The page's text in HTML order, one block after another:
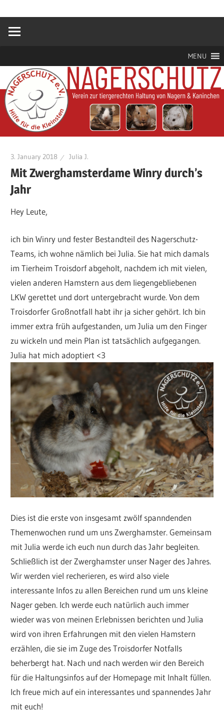
springen
Nagerschutz
für
MENU
3. January 2018 Julia J.
Mit Zwerghamsterdame Winry durch’s
Jahr
Hey Leute,
ich bin Winry und fester Bestandteil des Nagerschutz-
Teams, ich wohne nämlich bei Julia. Sie hat mich damals
im Tierheim Troisdorf abgeholt, nachdem ich mit vielen,
vielen anderen Hamstern aus dem liegengebliebenen
LKW gerettet und dort untergebracht wurde. Von dem
Troisdorfer Großnotfall habt ihr ja sicher gehört. Ich bin
immer extra früh aufgestanden, um Julia um den Finger
zu wickeln und mein Plan ist tatsächlich aufgegangen.
Julia hat mich adoptiert <3
Dies ist die erste von insgesamt zwölf spanndenden
Themenwochen rund um uns Zwerghamster. Gemeinsam
mit Julia werde ich euch nun durch das Jahr begleiten.
Schließlich ist der Zwerghamster unser Nager des Jahres.
Wir werden viel recherieren, es wird also viele
interessante Infos zu allen Bereichen rund um uns kleine
Nager geben. Ich werde euch natürlich auch immer
wieder was von meinen Erlebnissen berichten und Julia
wird von ihren Erfahrungen mit den vielen Hamstern
erzählen, die sie im Zuge des Troisdorfer Notfalls
beherbergt hat. Nach und nach werden wir den Bereich
für die Haltungsinfos auf der Homepage mit Inhalt füllen.
Ich freue mich auf ein interessantes und spannendes Jahr
mit euch!